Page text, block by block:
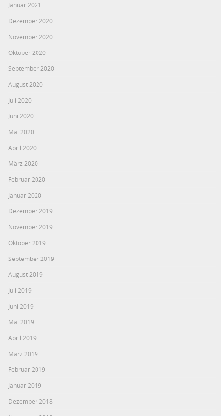
Januar 2021
Dezember 2020
November 2020
Oktober 2020
September 2020
August 2020
Juli 2020
Juni 2020
Mai 2020
April 2020
März 2020
Februar 2020
Januar 2020
Dezember 2019
November 2019
Oktober 2019
September 2019
August 2019
Juli 2019
Juni 2019
Mai 2019
April 2019
März 2019
Februar 2019
Januar 2019
Dezember 2018